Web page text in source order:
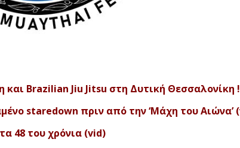
Brazilian Jiu Jitsu στη Δυτική Θεσσαλονίκη !
staredown πριν από την ‘Μάχη του Αιώνα’
48 του χρόνια (vid)